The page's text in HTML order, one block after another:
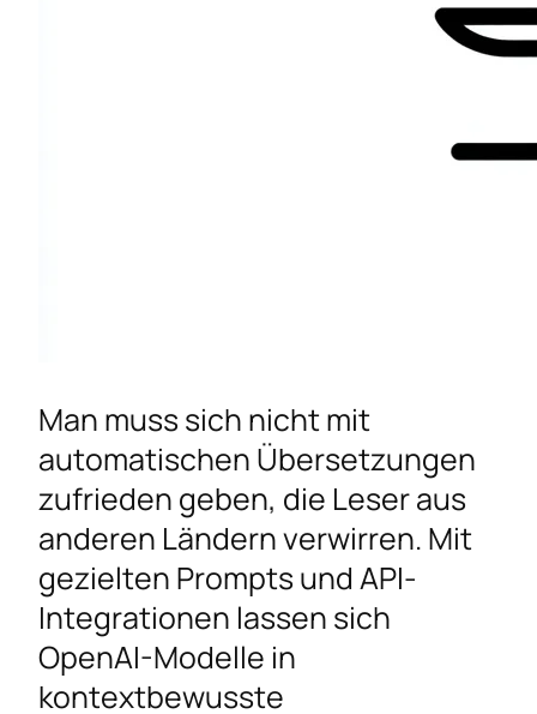
Man muss sich nicht mit
automatischen Übersetzungen
zufrieden geben, die Leser aus
anderen Ländern verwirren. Mit
gezielten Prompts und API-
Integrationen lassen sich
OpenAI-Modelle in
kontextbewusste